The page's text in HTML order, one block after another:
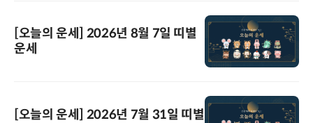
[오늘의 운세] 2026년 8월 7일 띠별
운세
[오늘의 운세] 2026년 7월 31일 띠별